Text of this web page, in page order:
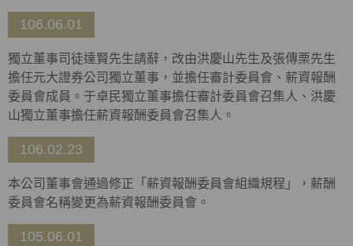
106.06.01
獨立董事司徒達賢先生請辭，改由洪慶山先生及張傳栗先生
擔任元大證券公司獨立董事，並擔任審計委員會、薪資報酬
委員會成員。于卓民獨立董事擔任審計委員會召集人、洪慶
山獨立董事擔任薪資報酬委員會召集人。
106.02.23
本公司董事會通過修正「薪資報酬委員會組織規程」，薪酬
委員會名稱變更為薪資報酬委員會。
105.06.01